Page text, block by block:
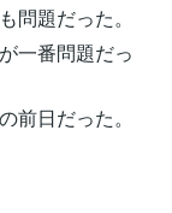
問題だった。
一番問題だっ
前日だった。